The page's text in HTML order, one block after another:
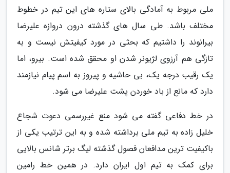
ملی مربوط به آمادگی بالای ستاره های این تیم در خطوط
مختلف باشد. طی سال های گذشته درون دروازه علیرضا
بیرانوند را داشتیم که بحثی در مورد کیفیتش نیست و به
تازگی هم آرزوی لژیونر شدن او محقق شده است. بیرو، اما
یک رقیب درجه یک، بی حاشیه و پیروز به اسم پیام نیازمند
دارد که مانع از باد خوردن پشت علیرضا می شود.
در خط دفاعی گفته می شود منع غیررسمی دعوت شجاع
خلیل زاده به تیم ملی برداشته شده و به این ترتیب یکی از
باکیفیت ترین مدافعان فصول گذشته لیگ برتر شانس بالایی
برای کمک به تیم اول ایران دارد. در همین خط رامین